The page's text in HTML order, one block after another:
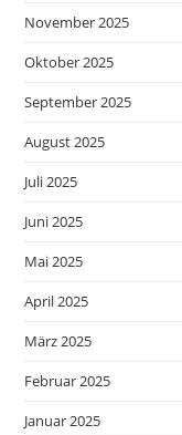
November 2025
Oktober 2025
September 2025
August 2025
Juli 2025
Juni 2025
Mai 2025
April 2025
März 2025
Februar 2025
Januar 2025